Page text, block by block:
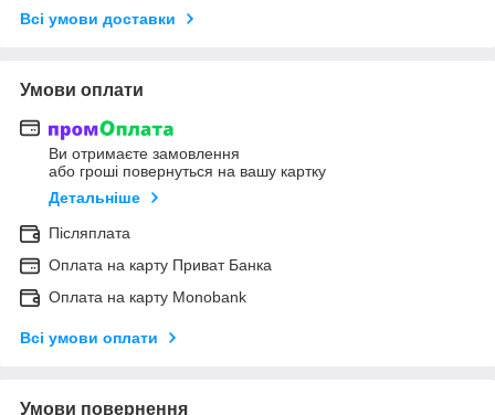
Всі умови доставки
Умови оплати
Ви отримаєте замовлення
або гроші повернуться на вашу картку
Детальніше
Післяплата
Оплата на карту Приват Банка
Оплата на карту Monobank
Всі умови оплати
Умови повернення